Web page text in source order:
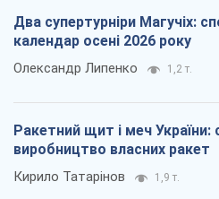
Два супертурніри Магучіх:
календар осені 2026 року
Олександр Липенко 1,2 т.
Ракетний щит і меч України:
виробництво власних ракет
Кирило Татарінов 1,9 т.